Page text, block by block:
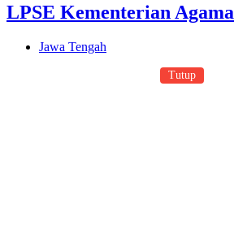
LPSE Kementerian Agama
Jawa Tengah
Tutup